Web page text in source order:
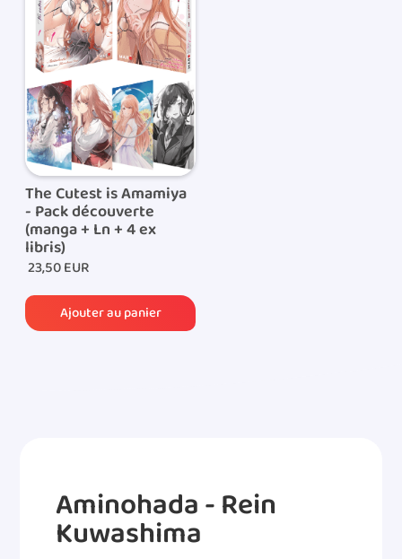
Lorsque votre commande est expédiée, vous
recevrez par e-mail le lien de suivi de colis qui vous
permettra de suivre l’acheminement de votre
commande.
The Cutest is Amamiya
- Pack découverte
(manga + Ln + 4 ex
libris)
23,50 EUR
Aminohada - Rein
Kuwashima